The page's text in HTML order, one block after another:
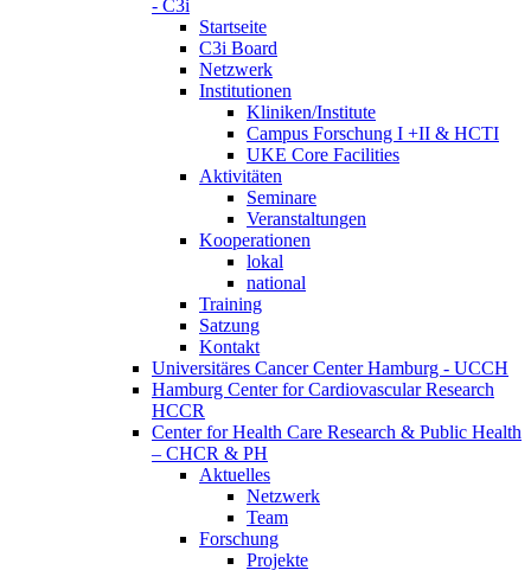
- C3i
Startseite
C3i Board
Netzwerk
Institutionen
Kliniken/Institute
Campus Forschung I +II & HCTI
UKE Core Facilities
Aktivitäten
Seminare
Veranstaltungen
Kooperationen
lokal
national
Training
Satzung
Kontakt
Universitäres Cancer Center Hamburg - UCCH
Hamburg Center for Cardiovascular Research
HCCR
Center for Health Care Research & Public Health
– CHCR & PH
Aktuelles
Netzwerk
Team
Forschung
Projekte